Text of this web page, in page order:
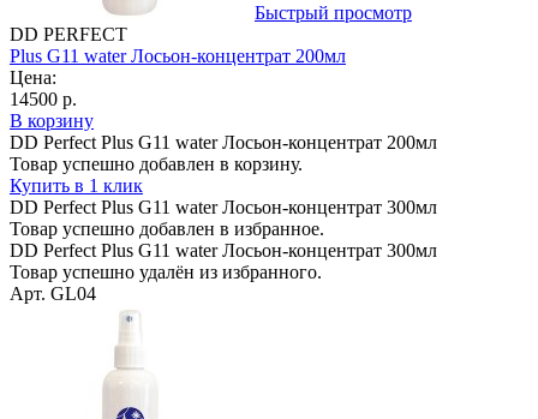
Быстрый просмотр
DD PERFECT
Plus G11 water Лосьон-концентрат 200мл
Цена:
14500 р.
В корзину
DD Perfect Plus G11 water Лосьон-концентрат 200мл
Товар успешно добавлен в корзину.
Купить в 1 клик
DD Perfect Plus G11 water Лосьон-концентрат 300мл
Товар успешно добавлен в избранное.
DD Perfect Plus G11 water Лосьон-концентрат 300мл
Товар успешно удалён из избранного.
Арт. GL04